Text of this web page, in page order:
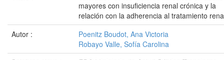
mayores con insuficiencia renal crónica y la
relación con la adherencia al tratamiento
Autor :
Poenitz Boudot, Ana Victoria
Robayo Valle, Sofía Carolina